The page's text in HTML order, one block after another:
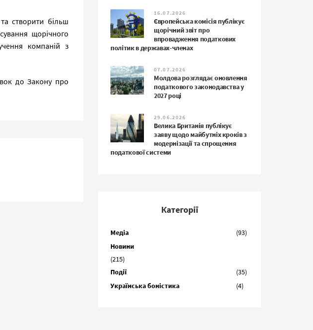
створити більш
щорічного
компаній з
до Закону про
16.07.2026
Європейська комісія публікує
щорічний звіт про
впровадження податкових
політик в державах-членах
07.07.2026
Молдова розглядає оновлення
податкового законодавства у
2027 році
29.06.2026
Велика Британія публікує
заяву щодо майбутніх кроків з
модернізації та спрощення
податкової системи
Категорії
Медіа
(93)
Новини
(215)
Події
(35)
Українська боністика
(4)